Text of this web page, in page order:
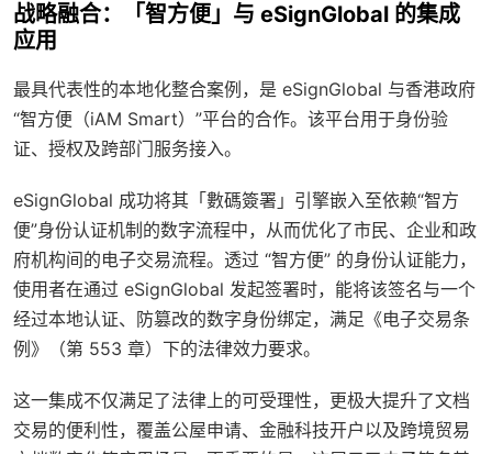
战略融合：「智方便」与 eSignGlobal 的集成
应用
最具代表性的本地化整合案例，是 eSignGlobal 与香港政府
“智方便（iAM Smart）”平台的合作。该平台用于身份验
证、授权及跨部门服务接入。
eSignGlobal 成功将其「數碼簽署」引擎嵌入至依赖“智方
便”身份认证机制的数字流程中，从而优化了市民、企业和政
府机构间的电子交易流程。透过 “智方便” 的身份认证能力，
使用者在通过 eSignGlobal 发起签署时，能将该签名与一个
经过本地认证、防篡改的数字身份绑定，满足《电子交易条
例》（第 553 章）下的法律效力要求。
这一集成不仅满足了法律上的可受理性，更极大提升了文档
交易的便利性，覆盖公屋申请、金融科技开户以及跨境贸易